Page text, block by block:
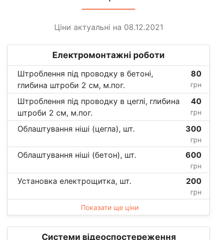
Ціни актуальні на 08.12.2021
Електромонтажні роботи
Штроблення під проводку в бетоні,
глибина штроби 2 см, м.пог.
80
грн
Штроблення під проводку в цеглі, глибина
штроби 2 см, м.пог.
40
грн
Облаштування ніші (цегла), шт. 300
грн
Облаштування ніші (бетон), шт. 600
грн
Установка електрощитка, шт. 200
грн
Показати ще ціни
Системи відеоспостереження